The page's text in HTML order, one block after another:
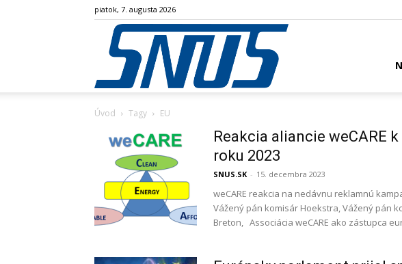
piatok, 7. augusta 2026
Úvod Tagy EU
Reakcia aliancie weCARE
roku 2023
SNUS.SK - 15. decembra 2023
weCARE reakcia na nedávnu reklamnú
Vážený pán komisár Hoekstra, Vážený pán
Breton, Associácia weCARE ako zástupca